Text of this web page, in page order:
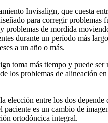
Invisalign, que cuesta
para corregir problemas
problemas de mordida
durante un período más
a un año o más.
toma más tiempo y puede ser
los problemas de alineación
elección entre los dos depende
es un cambio de
ortodóncica integral.